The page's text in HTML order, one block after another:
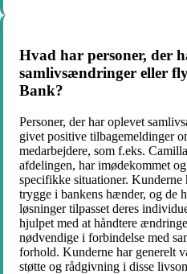
Hvad har personer, der
samlivsændringer eller
Bank?
Personer, der har oplevet
givet positive tilbagemeldinger
medarbejdere, som f.eks.
afdelingen, har imødekommet
specifikke situationer.
trygge i bankens hænder, og de
løsninger tilpasset deres
hjulpet med at håndtere
nødvendige i forbindelse med
forhold. Kunderne har generelt
støtte og rådgivning i disse